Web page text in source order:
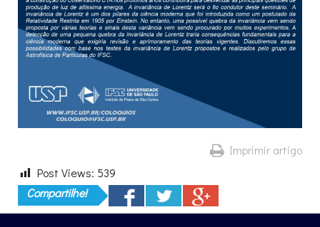
Imprimir artigo
Post Views: 539
Compartilhe!